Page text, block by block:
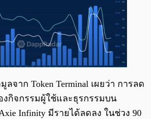
จาก Token Terminal เผยว่า การลด
งกิจกรรมผู้ใช้และธุรกรรมบน
Infinity มีรายได้ลดลง ในช่วง 90